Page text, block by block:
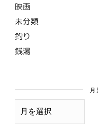
映画
未分類
釣り
銭湯
月